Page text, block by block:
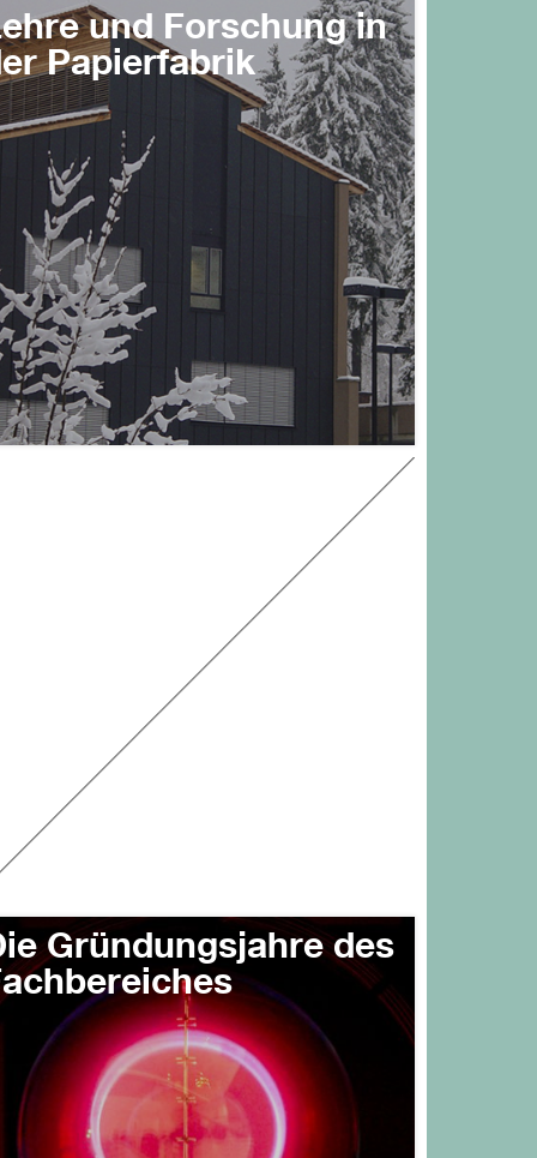
und Forschung in
Papierfabrik
Gründungsjahre des